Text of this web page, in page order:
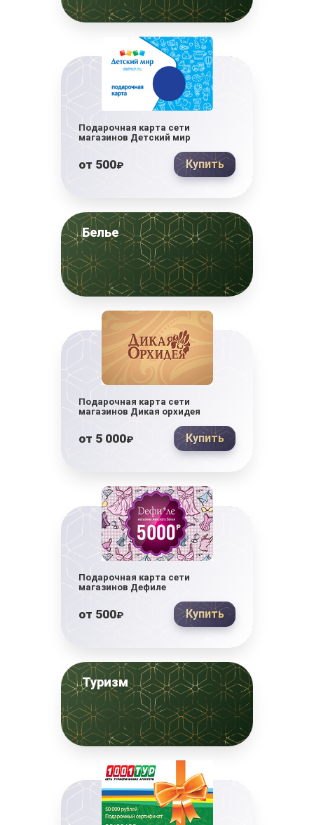
Подарочная карта сети
магазинов Детский мир
от 500₽ Купить
Белье
Подарочная карта сети
магазинов Дикая орхидея
от 5 000₽ Купить
Подарочная карта сети
магазинов Дефиле
от 500₽ Купить
Туризм